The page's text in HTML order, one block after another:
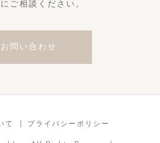
ご相談ください。
お問い合わせ
て プライバシーポリシー